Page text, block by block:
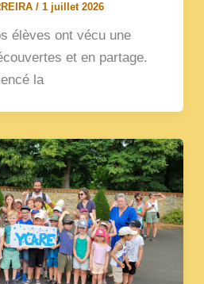
/ 1 juillet 2026
élèves ont vécu une
et en partage.
la